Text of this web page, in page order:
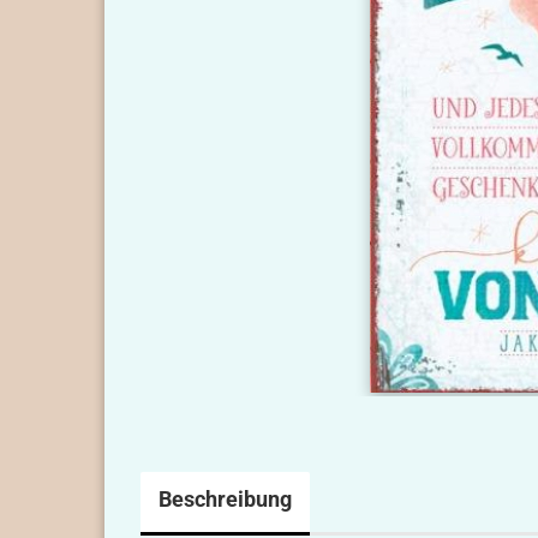
Beschreibung